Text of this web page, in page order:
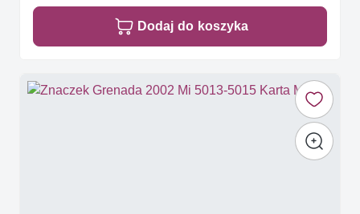
Dodaj do koszyka